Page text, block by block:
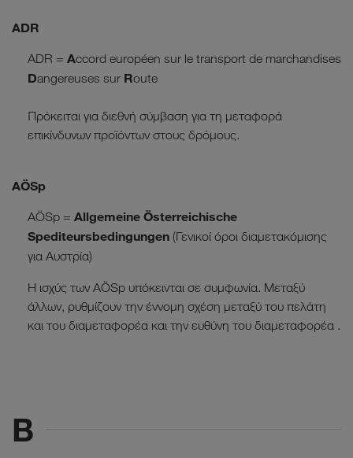
ADR
ADR = Accord européen sur le transport de marchandises
Dangereuses sur Route
Πρόκειται για διεθνή σύμβαση για τη μεταφορά
επικίνδυνων προϊόντων στους δρόμους.
AÖSp
AÖSp = Allgemeine Österreichische
Spediteursbedingungen (Γενικοί όροι διαμετακόμισης
για Αυστρία)
Η ισχύς των AÖSp υπόκεινται σε συμφωνία. Μεταξύ
άλλων, ρυθμίζουν την έννομη σχέση μεταξύ του πελάτη
και του διαμεταφορέα και την ευθύνη του διαμεταφορέα .
B